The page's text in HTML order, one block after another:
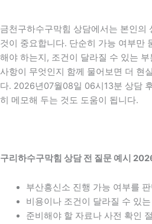
금천구하수구막힘 상담에서는 본인의
것이 중요합니다. 단순히 가능 여부만
해야 하는지, 조건이 달라질 수 있는
사항이 무엇인지 함께 물어보면 더 현
다. 2026년07월08일 06시13분 상담
히 메모해 두는 것도 도움이 됩니다.
구리하수구막힘 상담 전 질문 예시
부산흥신소 진행 가능 여부를
비용이나 조건이 달라질 수 있
준비해야 할 자료나 사전 확인